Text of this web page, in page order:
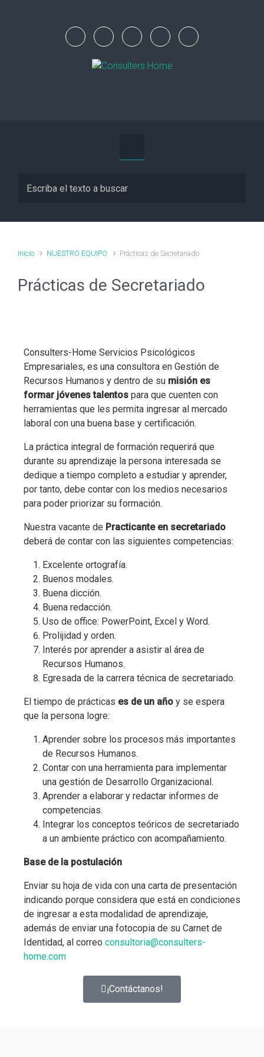
Inicio NUESTRO EQUIPO Prácticas de Secretariado
Prácticas de Secretariado
Consulters-Home Servicios Psicológicos
Empresariales, es una consultora en Gestión de
Recursos Humanos y dentro de su misión es
formar jóvenes talentos para que cuenten con
herramientas que les permita ingresar al mercado
laboral con una buena base y certificación.
La práctica integral de formación requerirá que
durante su aprendizaje la persona interesada se
dedique a tiempo completo a estudiar y aprender,
por tanto, debe contar con los medios necesarios
para poder priorizar su formación.
Nuestra vacante de Practicante en secretariado
deberá de contar con las siguientes competencias:
Excelente ortografía.
Buenos modales.
Buena dicción.
Buena redacción.
Uso de office: PowerPoint, Excel y Word.
Prolijidad y orden.
Interés por aprender a asistir al área de
Recursos Humanos.
Egresada de la carrera técnica de secretariado.
El tiempo de prácticas es de un año y se espera
que la persona logre:
Aprender sobre los procesos más importantes
de Recursos Humanos.
Contar con una herramienta para implementar
una gestión de Desarrollo Organizacional.
Aprender a elaborar y redactar informes de
competencias.
Integrar los conceptos teóricos de secretariado
a un ambiente práctico con acompañamiento.
Base de la postulación
Enviar su hoja de vida con una carta de presentación
indicando porque considera que está en condiciones
de ingresar a esta modalidad de aprendizaje,
además de enviar una fotocopia de su Carnet de
Identidad, al correo consultoria@consulters-
home.com
¡Contáctanos!